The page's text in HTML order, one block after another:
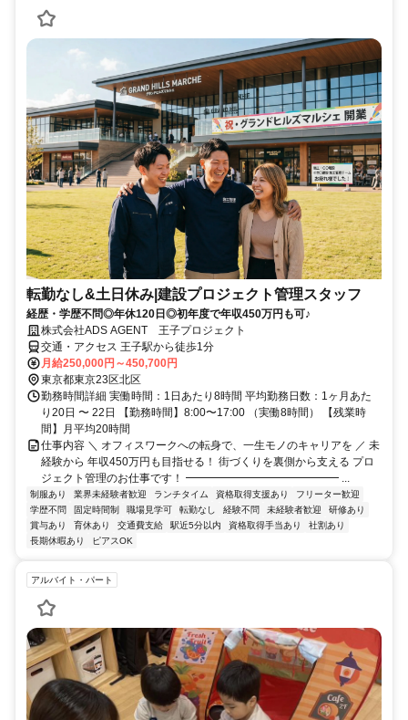
転勤なし&土日休み|建設プロジェクト管理スタッフ
経歴・学歴不問◎年休120日◎初年度で年収450万円も可♪
株式会社ADS AGENT 王子プロジェクト
交通・アクセス 王子駅から徒歩1分
月給250,000円～450,700円
東京都東京23区北区
勤務時間詳細 実働時間：1日あたり8時間 平均勤務日数：1ヶ月あた
り20日 〜 22日 【勤務時間】8:00〜17:00 （実働8時間） 【残業時
間】月平均20時間
仕事内容 ＼ オフィスワークへの転身で、一生モノのキャリアを ／ 未
経験から 年収450万円も目指せる！ 街づくりを裏側から支える プロ
ジェクト管理のお仕事です！ ━━━━━━━━━━━━━━ ...
制服あり 業界未経験者歓迎 ランチタイム 資格取得支援あり
フリーター歓迎
学歴不問
固定時間制 職場見学可 転勤なし 経験不問 未経験者歓迎
研修あり
賞与あり
育休あり 交通費支給 駅近5分以内 資格取得手当あり
社割あり
長期休暇あり
ピアスOK
アルバイト・パート